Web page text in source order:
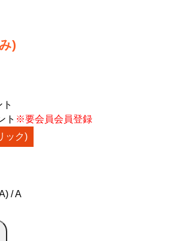
)
ト ※要会員会員登録
ック)
/ A